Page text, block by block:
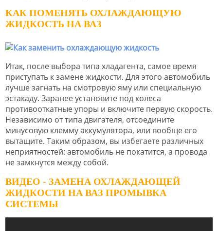
КАК ПОМЕНЯТЬ ОХЛАЖДАЮЩУЮ
ЖИДКОСТЬ НА ВАЗ
Итак, после выбора типа хладагента, самое время
приступать к замене жидкости. Для этого автомобиль
лучше загнать на смотровую яму или специальную
эстакаду. Заранее установите под колеса
противооткатные упоры и включите первую скорость.
Независимо от типа двигателя, отсоедините
минусовую клемму аккумулятора, или вообще его
вытащите. Таким образом, вы избегаете различных
неприятностей: автомобиль не покатится, а провода
не замкнутся между собой.
ВИДЕО - ЗАМЕНА ОХЛАЖДАЮЩЕЙ
ЖИДКОСТИ НА ВАЗ ПРОМЫВКА
СИСТЕМЫ